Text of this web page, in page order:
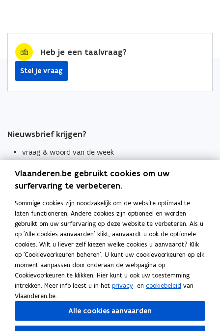
Heb je een taalvraag?
Stel je vraag
Nieuwsbrief krijgen?
vraag & woord van de week
Schrijf je in
Thema's
Taaladviezen
Spellingregels
Tips voor duidelijke taal
Bekijk ook
Spellingtests
Boek- en webwijzer
Vlaanderen.be gebruikt cookies om uw
surfervaring te verbeteren.
Sommige cookies zijn noodzakelijk om de website optimaal te
laten functioneren. Andere cookies zijn optioneel en worden
gebruikt om uw surfervaring op deze website te verbeteren. Als u
op 'Alle cookies aanvaarden' klikt, aanvaardt u ook de optionele
cookies. Wilt u liever zelf kiezen welke cookies u aanvaardt? Klik
op 'Cookievoorkeuren beheren'. U kunt uw cookievoorkeuren op elk
moment aanpassen door onderaan de webpagina op
Cookievoorkeuren te klikken. Hier kunt u ook uw toestemming
intrekken. Meer info leest u in het privacy- en cookiebeleid van
Vlaanderen.be.
Alle cookies aanvaarden